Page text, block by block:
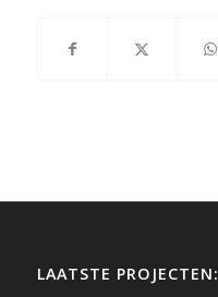
LAATSTE PROJECTEN: